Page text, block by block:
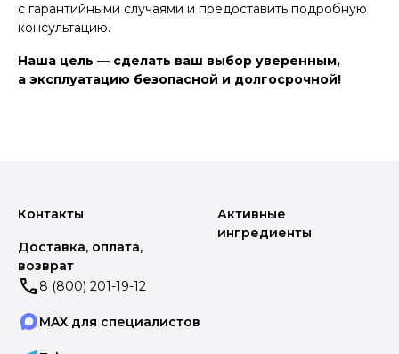
с гарантийными случаями и предоставить подробную
консультацию.
Наша цель — сделать ваш выбор уверенным,
а эксплуатацию безопасной и долгосрочной!
Контакты
Доставка, оплата,
возврат
Активные
ингредиенты
8 (800) 201-19-12
MAX для специалистов